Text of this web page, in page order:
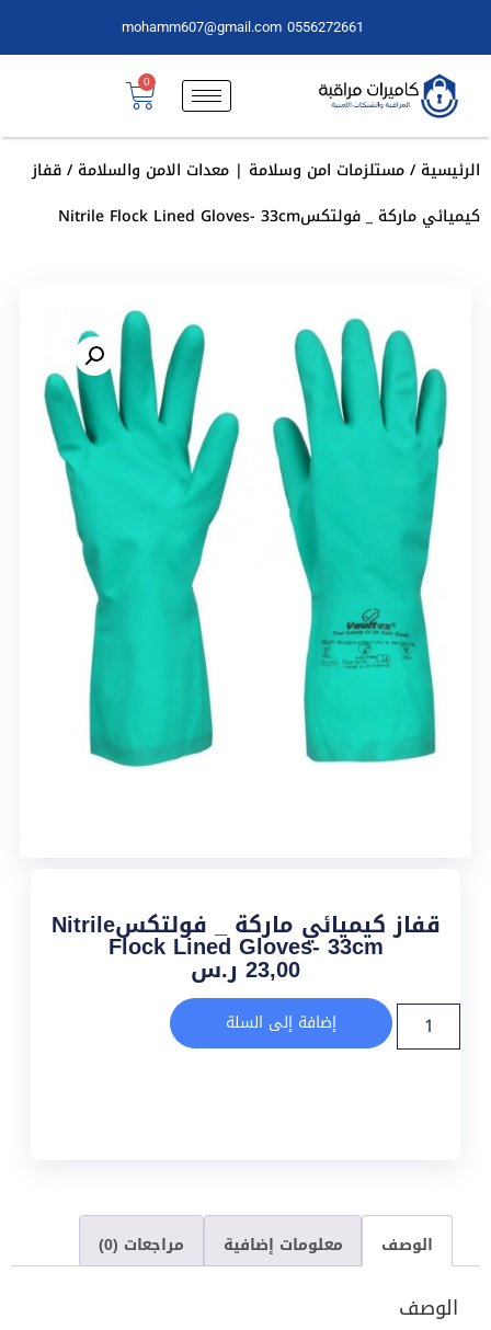
0556272661
mohamm607@gmail.com
0
الرئيسية/مستلزمات امن وسلامة | معدات الامن والسلامة/ قفاز
كيميائي ماركة _ فولتكسNitrile Flock Lined Gloves- 33cm
قفاز كيميائي ماركة _ فولتكسNitrile
Flock Lined Gloves- 33cm
23,00 ر.س
إضافة إلى السلة
الوصف معلومات إضافية مراجعات (0)
الوصف